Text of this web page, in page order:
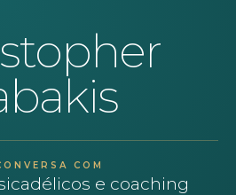
COM
e coaching